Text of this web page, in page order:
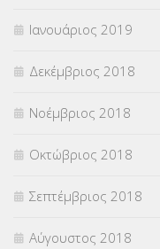
Ιανουάριος 2019
Δεκέμβριος 2018
Νοέμβριος 2018
Οκτώβριος 2018
Σεπτέμβριος 2018
Αύγουστος 2018